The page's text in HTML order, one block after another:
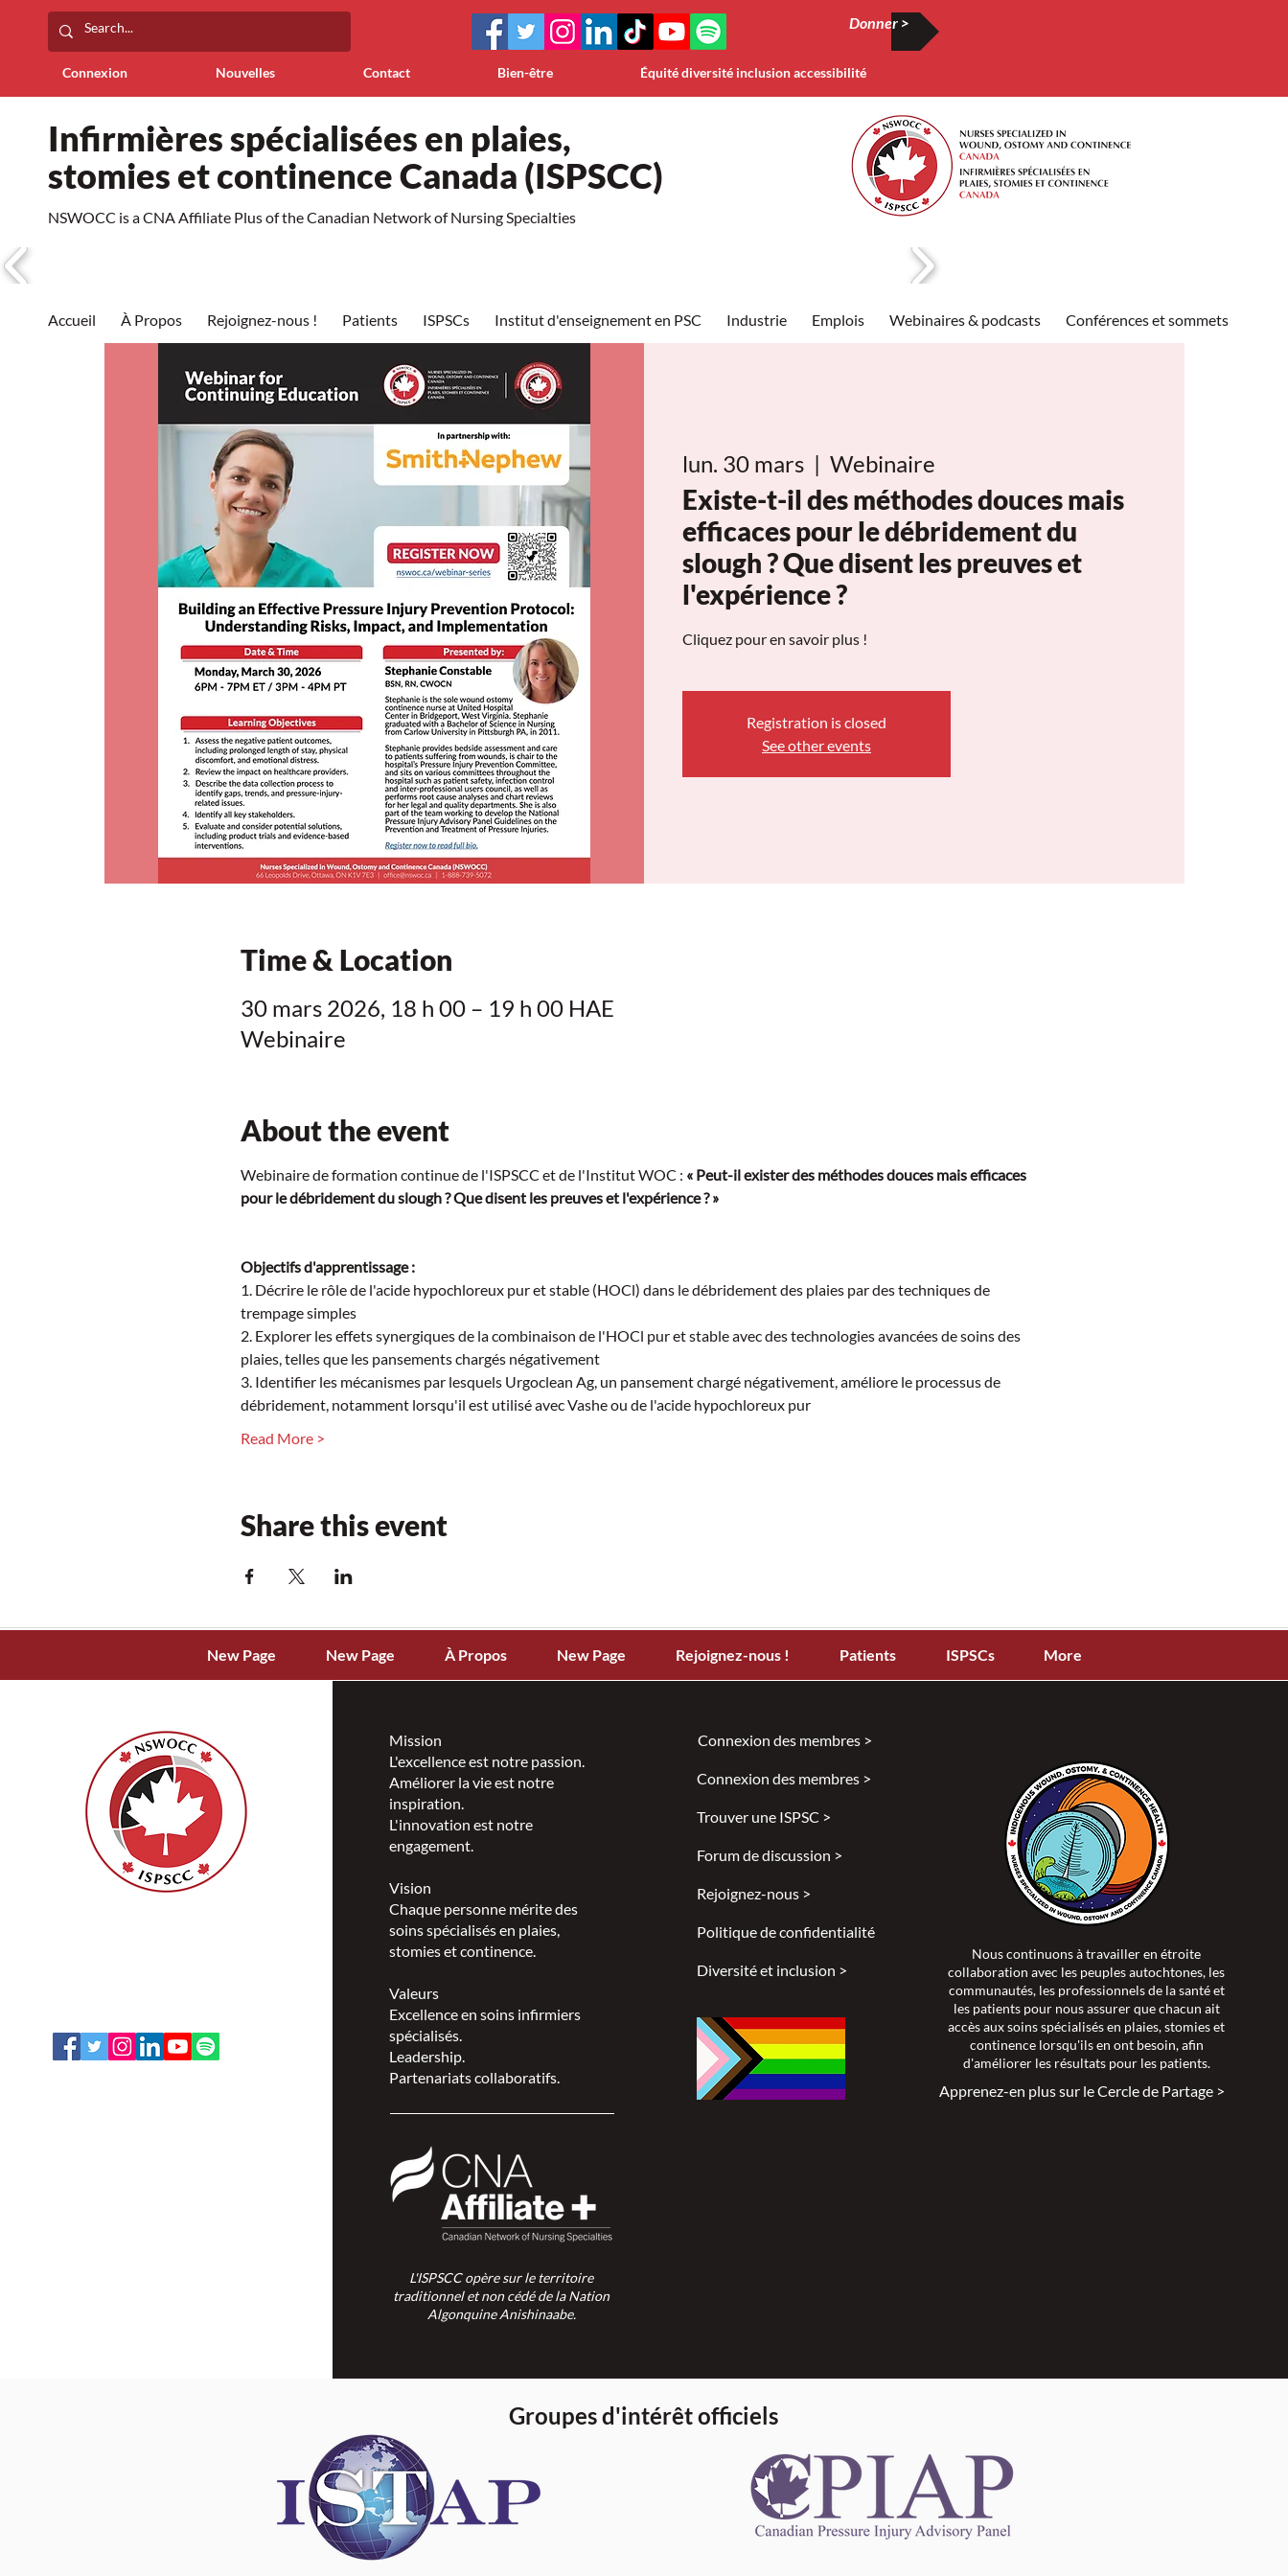
Donner >
Connexion Nouvelles Contact Bien-être Équité diversité inclusion accessibilité
Infirmières spécialisées en plaies,
stomies et continence Canada (ISPSCC)
NSWOCC is a CNA Affiliate Plus of the Canadian Network of Nursing Specialties
Accueil À Propos Rejoignez-nous ! Patients ISPSCs Institut d'enseignement en PSC Industrie Emplois Webinaires & podcasts Conférences et sommets
lun. 30 mars
  |
Webinaire
Existe-t-il des méthodes douces mais
efficaces pour le débridement du
slough ? Que disent les preuves et
l'expérience ?
Cliquez pour en savoir plus !
Registration is closed
See other events
Time & Location
30 mars 2026, 18 h 00 – 19 h 00 HAE
Webinaire
About the event
Webinaire de formation continue de l'ISPSCC et de l'Institut WOC : « Peut-il exister des méthodes douces mais efficaces
pour le débridement du slough ? Que disent les preuves et l'expérience ? »
Objectifs d'apprentissage :
1. Décrire le rôle de l'acide hypochloreux pur et stable (HOCl) dans le débridement des plaies par des techniques de
trempage simples
2. Explorer les effets synergiques de la combinaison de l'HOCl pur et stable avec des technologies avancées de soins des
plaies, telles que les pansements chargés négativement
3. Identifier les mécanismes par lesquels Urgoclean Ag, un pansement chargé négativement, améliore le processus de
débridement, notamment lorsqu'il est utilisé avec Vashe ou de l'acide hypochloreux pur
Read More >
Share this event
New Page New Page À Propos New Page Rejoignez-nous ! Patients ISPSCs More
Mission
L'excellence est notre passion.
Améliorer la vie est notre
inspiration.
L'innovation est notre
engagement.
Vision
Chaque personne mérite des
soins spécialisés en plaies,
stomies et continence.
Valeurs
Excellence en soins infirmiers
spécialisés.
Leadership.
Partenariats collaboratifs.
L'ISPSCC opère sur le territoire
traditionnel et non cédé de la Nation
Algonquine Anishinaabe.
Connexion des membres >
Connexion des membres >
Trouver une ISPSC >
Forum de discussion >
Rejoignez-nous >
Politique de confidentialité >
Diversité et inclusion >
Nous continuons à travailler en étroite
collaboration avec les peuples autochtones, les
communautés, les professionnels de la santé et
les patients pour nous assurer que chacun ait
accès aux soins spécialisés en plaies, stomies et
continence lorsqu'ils en ont besoin, afin
d'améliorer les résultats pour les patients.
Apprenez-en plus sur le Cercle de Partage >
Groupes d'intérêt officiels